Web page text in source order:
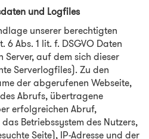
und Logfiles
unserer berechtigten
6 Abs. 1 lit. f. DSGVO Daten
auf dem sich dieser
Serverlogfiles). Zu den
der abgerufenen Webseite,
Abrufs, übertragene
erfolgreichen Abruf,
Betriebssystem des Nutzers,
Seite), IP-Adresse und der